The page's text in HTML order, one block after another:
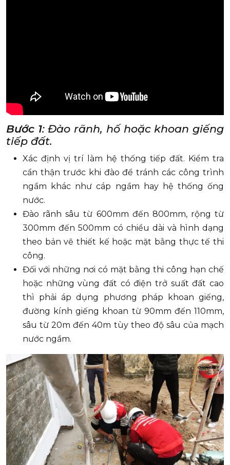
Bước 1: Đào rãnh, hố hoặc khoan giếng
tiếp đất.
Xác định vị trí làm hệ thống tiếp đất. Kiểm tra
cẩn thận trước khi đào để tránh các công trình
ngầm khác như cáp ngầm hay hệ thống ống
nước.
Đào rãnh sâu từ 600mm đến 800mm, rộng từ
300mm đến 500mm có chiều dài và hình dạng
theo bản vẽ thiết kế hoặc mặt bằng thực tế thi
công.
Đối với những nơi có mặt bằng thi công hạn chế
hoặc những vùng đất có điện trở suất đất cao
thì phải áp dụng phương pháp khoan giếng,
đường kính giếng khoan từ 90mm đến 110mm,
sâu từ 20m đến 40m tùy theo độ sâu của mạch
nước ngầm.